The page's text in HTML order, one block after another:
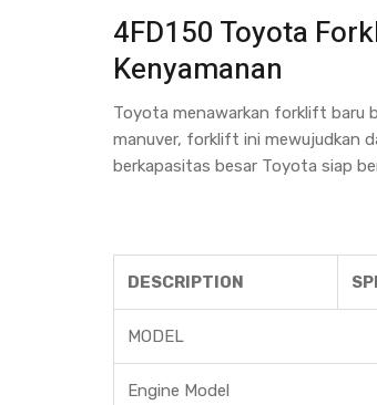
4FD150 Toyota
Kenyamanan
Toyota menawarkan forklift baru
manuver, forklift ini mewujudkan
berkapasitas besar Toyota siap
DESCRIPTION
MODEL
Engine Model